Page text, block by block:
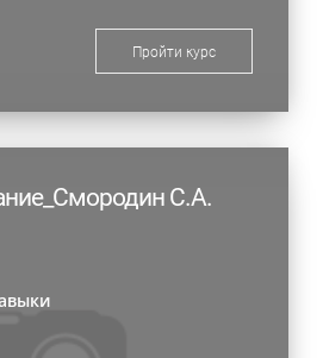
Пройти курс
С.А.